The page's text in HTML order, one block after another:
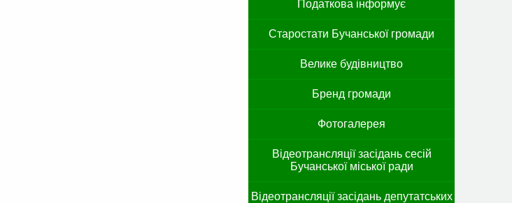
Податкова інформує
Старостати Бучанської громади
Велике будівництво
Бренд громади
Фотогалерея
Відеотрансляції засідань сесій
Бучанської міської ради
Відеотрансляції засідань депутатських